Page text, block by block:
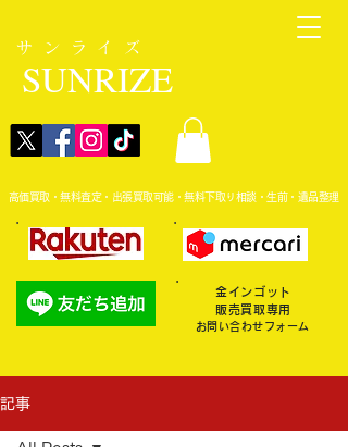
サンライズ
SUNRIZE
高価買取・無料査定・出張買取可能・無料下取り相談・生前・遺品整理
金インゴット
販売買取専用
お問い合わせフォーム
記事